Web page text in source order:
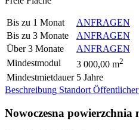
Bis zu 1 Monat
ANFRAGEN
Bis zu 3 Monate
ANFRAGEN
Über 3 Monate
ANFRAGEN
Mindestmodul
3 000,00 m2
Mindestmietdauer 5 Jahre
Beschreibung Standort
Nowoczesna